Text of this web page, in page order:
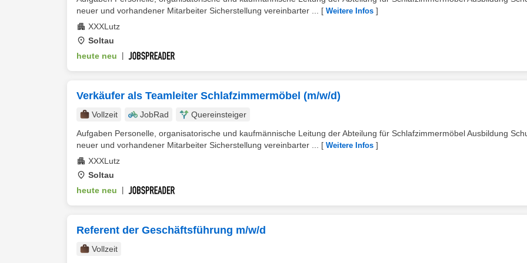
neuer und vorhandener Mitarbeiter Sicherstellung vereinbarter ...
[ Weitere Infos ]
XXXLutz
Soltau
heute neu
Verkäufer als Teamleiter Schlafzimmermöbel (m/w/d)
Vollzeit JobRad
Quereinsteiger
Aufgaben Personelle, organisatorische und kaufmännische Leitung der Abteilung für Schlafzimmermöbel Ausbildung
neuer und vorhandener Mitarbeiter Sicherstellung vereinbarter ...
[ Weitere Infos ]
XXXLutz
Soltau
heute neu
Referent der Geschäftsführung m/w/d
Vollzeit